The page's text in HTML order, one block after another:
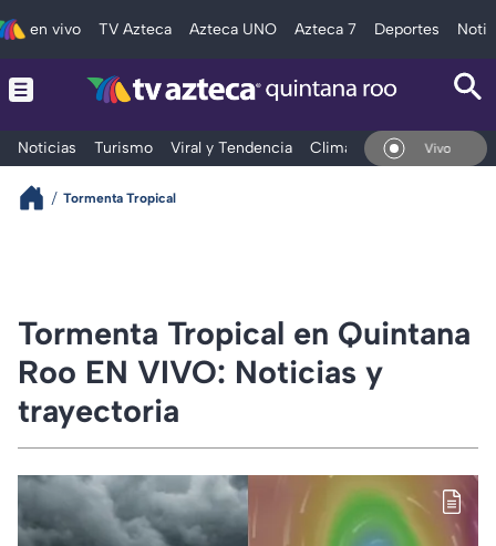
en vivo TV Azteca Azteca UNO Azteca 7 Deportes
Noticias Turismo Viral y Tendencia Clima TráficoEn Vivo
Tormenta Tropical
Tormenta Tropical en Quintana
Roo EN VIVO: Noticias y
trayectoria